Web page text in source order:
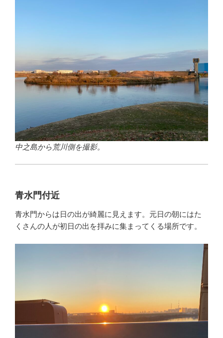
中之島から荒川側を撮影。
青水門付近
青水門からは日の出が綺麗に見えます。元日の朝にはた
くさんの人が初日の出を拝みに集まってくる場所です。